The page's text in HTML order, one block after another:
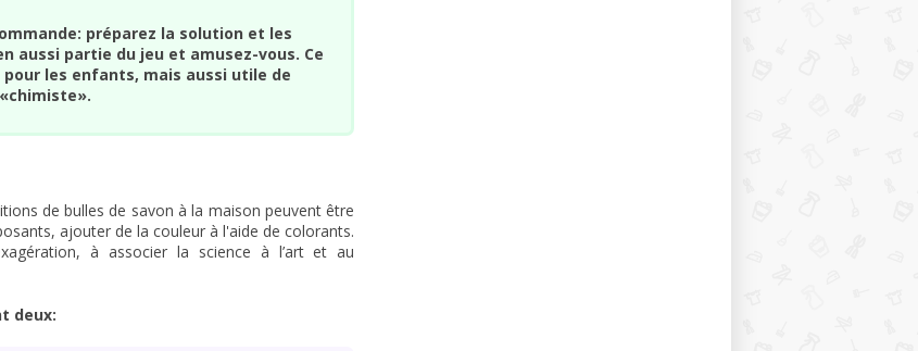
préparez la solution et les
aussi partie du jeu et amusez-vous. Ce
les enfants, mais aussi utile de
de bulles de savon à la maison peuvent être
ajouter de la couleur à l'aide de colorants.
à associer la science à l’art et au
deux: